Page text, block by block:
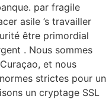
par fragile
asile ’s travailler
être primordial
. Nous sommes
et nous
strictes pour un
un cryptage SSL